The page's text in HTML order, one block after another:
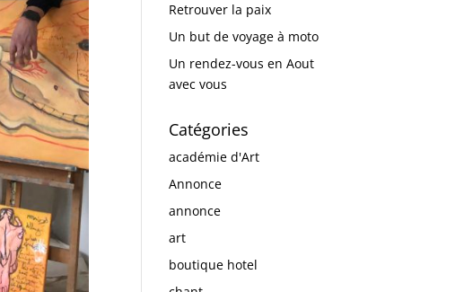
Retrouver la paix
Un but de voyage à moto
Un rendez-vous en Aout
avec vous
Catégories
académie d'Art
Annonce
annonce
art
boutique hotel